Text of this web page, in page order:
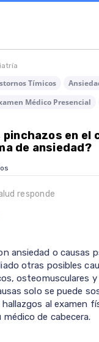
Tímicos
Médico Presencial
pinchazos en
de ansiedad?
responde
ansiedad o causas
otras posibles
osteomusculares
solo se puede
al examen
de cabecera.